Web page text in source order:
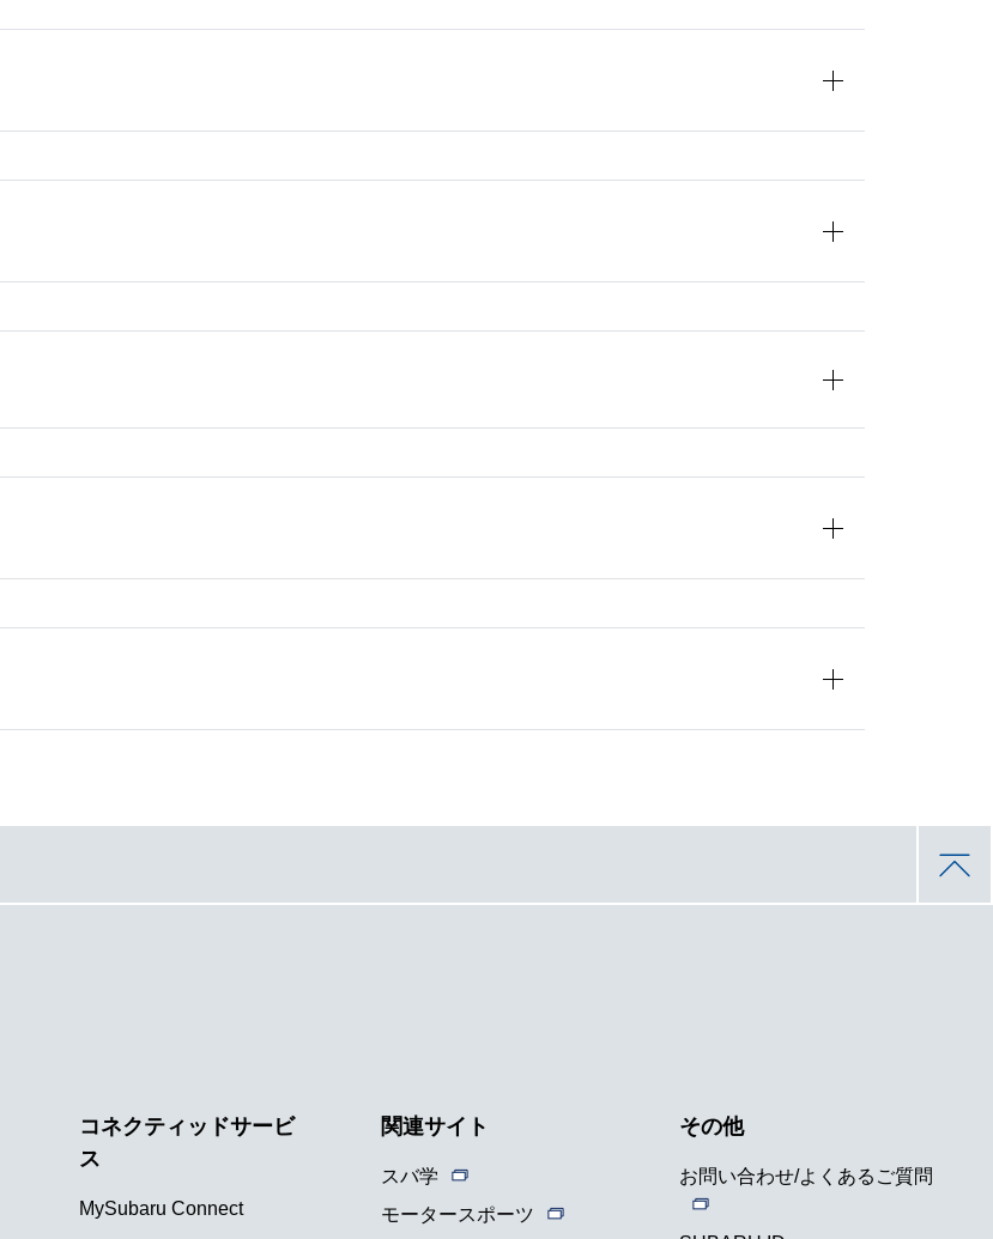
コネクティッドサービ
ス
MySubaru Connect
関連サイト
スバ学
モータースポーツ
その他
お問い合わせ/よくあるご質問